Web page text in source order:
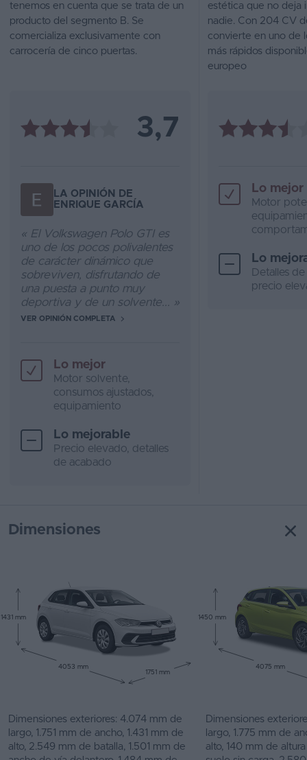
de
coches
tenemos en cuenta que se trata de un
producto del segmento B. Se
comercializa exclusivamente con
carrocería de cinco puertas.
estética que no deja
nadie. Con 204 CV
convierte en uno de
más rápidos
europeo
3,7
LA OPINIÓN DE
ENRIQUE GARCÍA
« El Volkswagen Polo GTI es
uno de los pocos polivalentes
de carácter dinámico que
sobreviven, disfrutando de
una puesta a punto muy
deportiva y de un solvente... »
VER OPINIÓN COMPLETA
Lo mejor
Motor solvente,
consumos ajustados,
equipamiento
Lo mejorable
Precio elevado, detalles
de acabado
Lo mejor
Motor
Lo
Detalles
precio
Dimensiones
1431 mm
4053 mm
1751 mm
1450 mm
4075 mm
Dimensiones exteriores: 4.074 mm de
largo, 1.751 mm de ancho, 1.431 mm de
alto, 2.549 mm de batalla, 1.501 mm de
Dimensiones
largo, 1.775 mm de
alto, 140 mm de